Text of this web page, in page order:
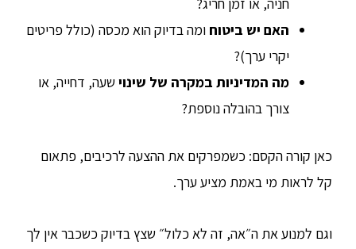
האם יש ביטוח ומה בדיוק הוא מכסה (כולל פריטים
יקרי ערך)?
מה המדיניות במקרה של שינוישעה, דחייה, או
צורך בהובלה נוספת?
כאן קורה הקסם: כשמפרקים את ההצעה לרכיבים, פתאום
קל לראות מי באמת מציע ערך.
וגם למנוע את ה״אה, זה לא כלול״ שצץ בדיוק כשכבר אין לך